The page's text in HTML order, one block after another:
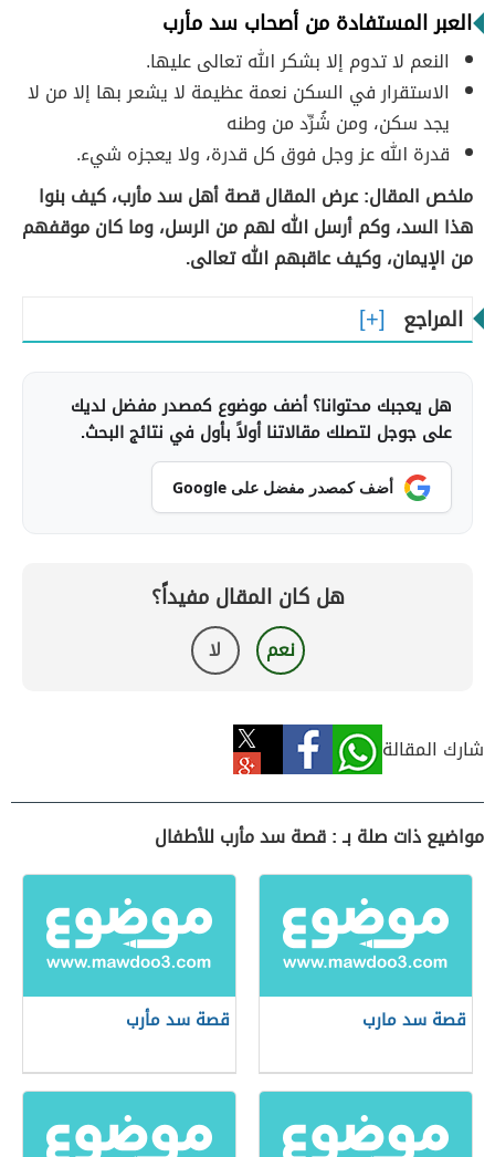
العبر المستفادة من أصحاب سد مأرب
النعم لا تدوم إلا بشكر الله تعالى عليها.
الاستقرار في السكن نعمة عظيمة لا يشعر بها إلا من لا
يجد سكن، ومن شُرِّد من وطنه
قدرة الله عز وجل فوق كل قدرة، ولا يعجزه شيء.
ملخص المقال: عرض المقال قصة أهل سد مأرب، كيف بنوا
هذا السد، وكم أرسل الله لهم من الرسل، وما كان موقفهم
من الإيمان، وكيف عاقبهم الله تعالى.
المراجع
هل يعجبك محتوانا؟ أضف موضوع كمصدر مفضل لديك
على جوجل لتصلك مقالاتنا أولاً بأول في نتائج البحث.
أضف كمصدر مفضل على Google
هل كان المقال مفيداً؟
نعم لا
شارك المقالة
مواضيع ذات صلة بـ : قصة سد مأرب للأطفال
قصة سد مارب قصة سد مأرب